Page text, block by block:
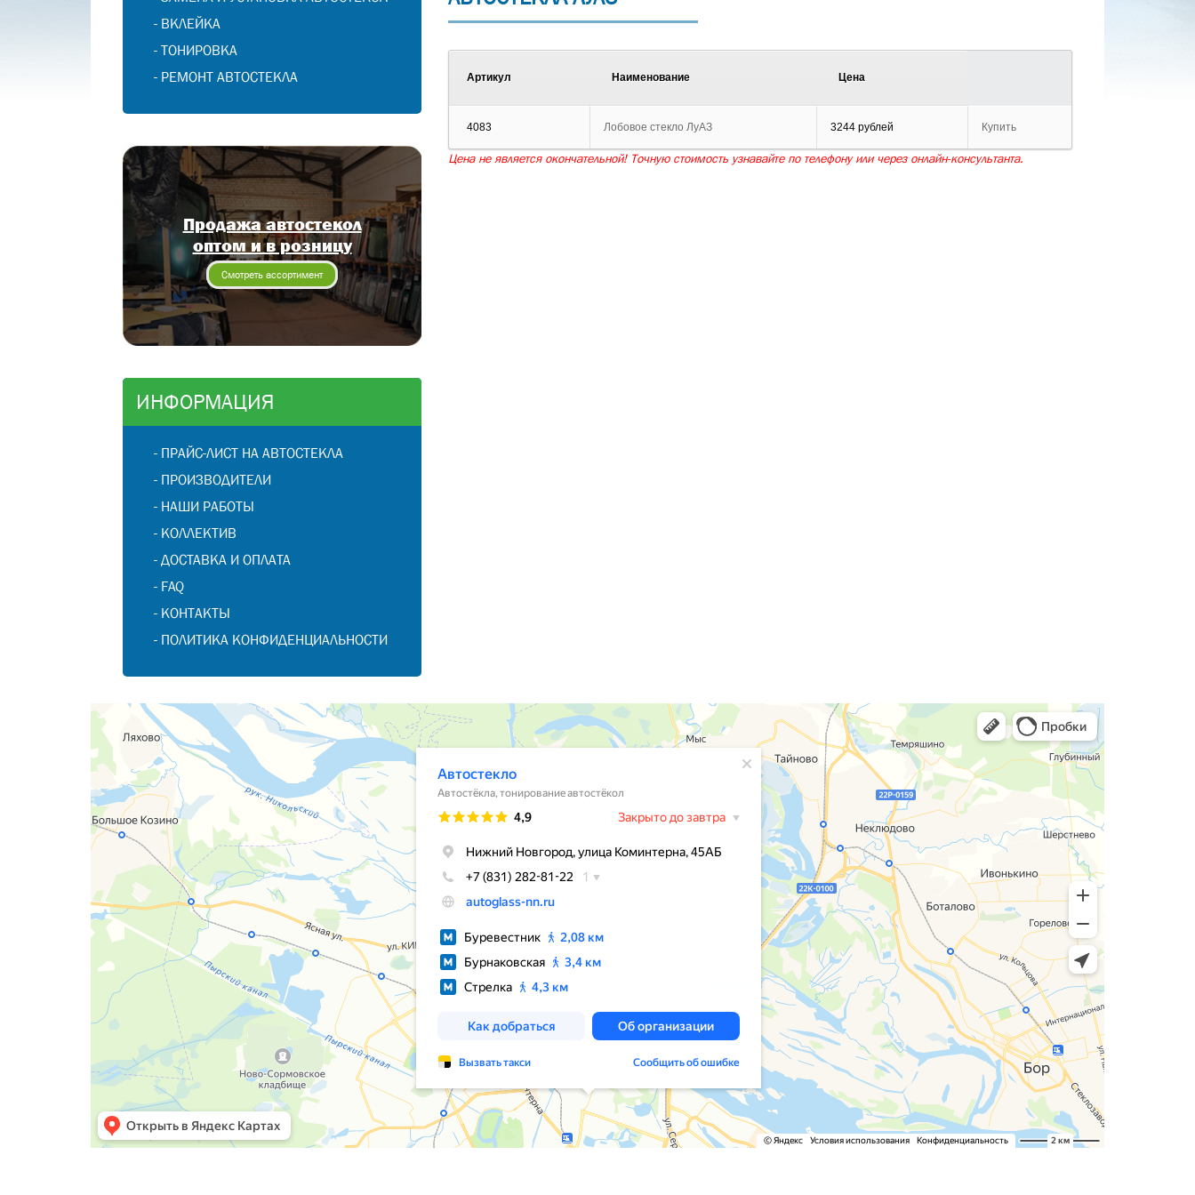
- ВКЛЕЙКА
-ТОНИРОВКА
- РЕМОНТ АВТОСТЕКЛА
Продажа автостекол
оптом и в розницу
Смотреть ассортимент
ИНФОРМАЦИЯ
- ПРАЙС-ЛИСТ НА АВТОСТЕКЛА
- ПРОИЗВОДИТЕЛИ
- НАШИ РАБОТЫ
- КОЛЛЕКТИВ
-ДОСТАВКА И ОПЛАТА
- FAQ
- КОНТАКТЫ
- ПОЛИТИКА КОНФИДЕНЦИАЛЬНОСТИ
Артикул Наименование Цена
4083 Лобовое стекло ЛуАЗ 3244 рублей Купить
Цена не является окончательной! Точную стоимость узнавайте по телефону или через онлайн-консультанта.
Отправить
С установкой